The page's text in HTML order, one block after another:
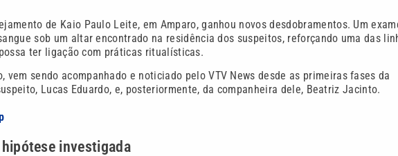
de Kaio Paulo Leite, em Amparo, ganhou novos desdobramentos. Um
sob um altar encontrado na residência dos suspeitos, reforçando uma das
ter ligação com práticas ritualísticas.
vem sendo acompanhado e noticiado pelo VTV News desde as primeiras fases da
Lucas Eduardo, e, posteriormente, da companheira dele, Beatriz Jacinto.
investigada